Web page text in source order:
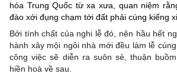
hóa Trung Quốc từ xa xưa, quan niệm
đào xới đụng chạm tới đất phải cúng kiếng
Bởi tính chất của nghi lễ đó, nên hầu hết
hành xây mội ngôi nhà mới đều làm lễ
công việc sẽ diễn ra suôn sẻ, thuận
hiền hoà về sau.